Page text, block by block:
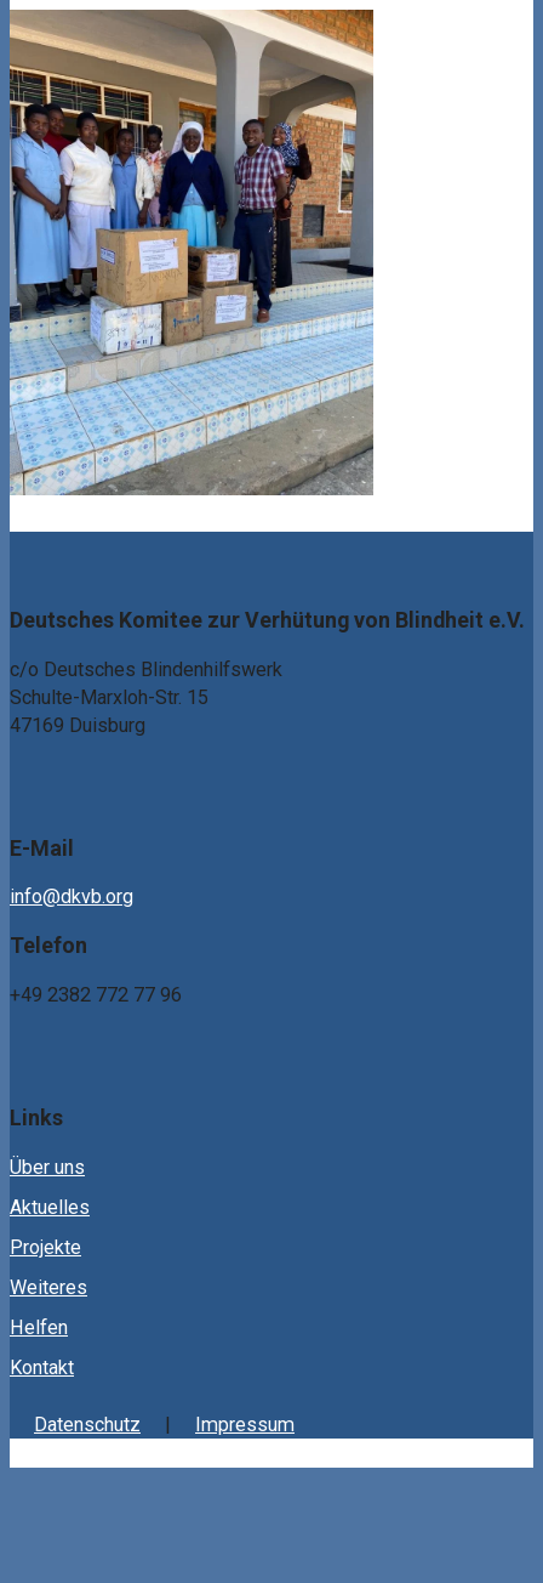
Deutsches Komitee zur Verhütung von Blindheit e.V.
c/o Deutsches Blindenhilfswerk
Schulte-Marxloh-Str. 15
47169 Duisburg
E-Mail
info@dkvb.org
Telefon
+49 2382 772 77 96
Links
Über uns
Aktuelles
Projekte
Weiteres
Helfen
Kontakt
Datenschutz Impressum